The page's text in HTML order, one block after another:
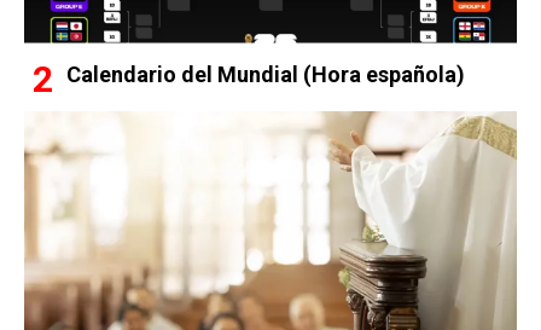
Calendario del Mundial (Hora española)